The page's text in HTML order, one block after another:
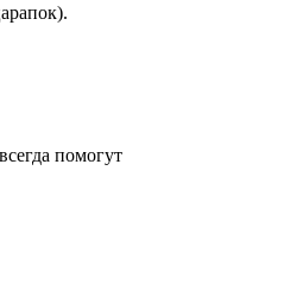
помогут